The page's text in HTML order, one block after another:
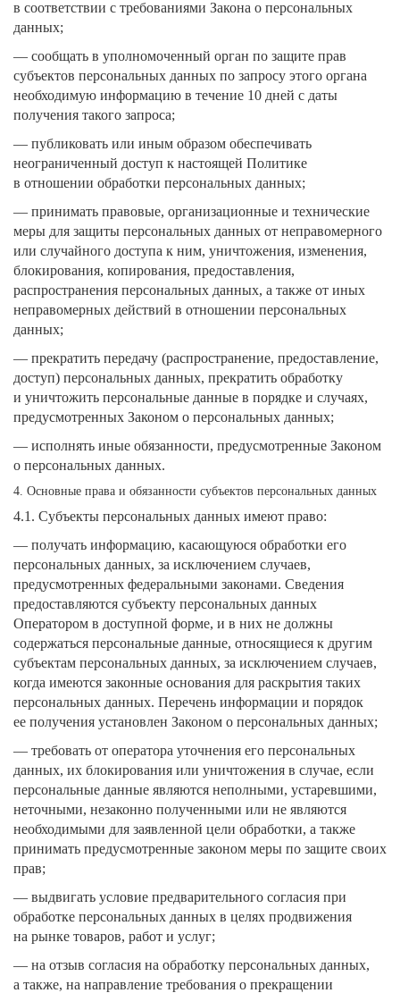
в соответствии с требованиями Закона о персональных
данных;
— сообщать в уполномоченный орган по защите прав
субъектов персональных данных по запросу этого органа
необходимую информацию в течение 10 дней с даты
получения такого запроса;
— публиковать или иным образом обеспечивать
неограниченный доступ к настоящей Политике
в отношении обработки персональных данных;
— принимать правовые, организационные и технические
меры для защиты персональных данных от неправомерного
или случайного доступа к ним, уничтожения, изменения,
блокирования, копирования, предоставления,
распространения персональных данных, а также от иных
неправомерных действий в отношении персональных
данных;
— прекратить передачу (распространение, предоставление,
доступ) персональных данных, прекратить обработку
и уничтожить персональные данные в порядке и случаях,
предусмотренных Законом о персональных данных;
— исполнять иные обязанности, предусмотренные Законом
о персональных данных.
4. Основные права и обязанности субъектов персональных данных
4.1. Субъекты персональных данных имеют право:
— получать информацию, касающуюся обработки его
персональных данных, за исключением случаев,
предусмотренных федеральными законами. Сведения
предоставляются субъекту персональных данных
Оператором в доступной форме, и в них не должны
содержаться персональные данные, относящиеся к другим
субъектам персональных данных, за исключением случаев,
когда имеются законные основания для раскрытия таких
персональных данных. Перечень информации и порядок
ее получения установлен Законом о персональных данных;
— требовать от оператора уточнения его персональных
данных, их блокирования или уничтожения в случае, если
персональные данные являются неполными, устаревшими,
неточными, незаконно полученными или не являются
необходимыми для заявленной цели обработки, а также
принимать предусмотренные законом меры по защите своих
прав;
— выдвигать условие предварительного согласия при
обработке персональных данных в целях продвижения
на рынке товаров, работ и услуг;
— на отзыв согласия на обработку персональных данных,
а также, на направление требования о прекращении